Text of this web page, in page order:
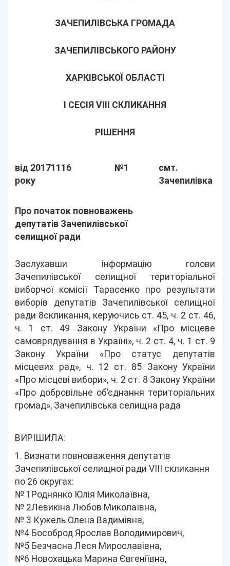
ЗАЧЕПИЛІВСЬКА ГРОМАДА
ЗАЧЕПИЛІВСЬКОГО РАЙОНУ
ХАРКІВСЬКОЇ ОБЛАСТІ
I СЕСІЯ VIII СКЛИКАННЯ
РІШЕННЯ
від 20171116
року
№1
смт.
Зачепилівка
Про початок повноважень
депутатів Зачепилівської
селищної ради
Заслухавши інформацію голови
Зачепилівської селищної територіальної
виборчої комісії Тарасенко про результати
виборів депутатів Зачепилівської селищної
ради 8скликання, керуючись ст. 45, ч. 2 ст. 46,
ч. 1 ст. 49 Закону України «Про місцеве
самоврядування в Україні», ч. 2 ст. 4, ч. 1 ст. 9
Закону України «Про статус депутатів
місцевих рад», ч. 12 ст. 85 Закону України
«Про місцеві вибори», ч. 2 ст. 8 Закону України
«Про добровільне об’єднання територіальних
громад», Зачепилівська селищна рада
ВИРІШИЛА:
1. Визнати повноваження депутатів
Зачепилівської селищної ради VIIІ скликання
по 26 округах:
№ 1Роднянко Юлія Миколаївна,
№ 2Левикіна Любов Миколаївна,
№ 3 Кужель Олена Вадимівна,
№4 Бособрод Ярослав Володимирович,
№5 Безчасна Леся Мирославівна,
№6 Новохацька Марина Євгеніївна,